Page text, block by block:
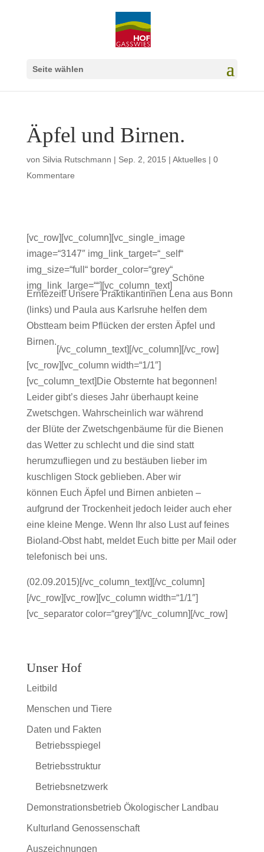
Seite wählen
Äpfel und Birnen.
von Silvia Rutschmann | Sep. 2, 2015 | Aktuelles| 0
Kommentare
[vc_row][vc_column][vc_single_image
image=“3147″ img_link_target=“_self“
img_size=“full“ border_color=“grey“
img_link_large=““][vc_column_text]
Schöne
Erntezeit! Unsere Praktikantinnen Lena aus Bonn
(links) und Paula aus Karlsruhe helfen dem
Obstteam beim Pflücken der ersten Äpfel und
Birnen.
[/vc_column_text][/vc_column][/vc_row]
[vc_row][vc_column width=“1/1″]
[vc_column_text]Die Obsternte hat begonnen!
Leider gibt’s dieses Jahr überhaupt keine
Zwetschgen. Wahrscheinlich war während
der Blüte der Zwetschgenbäume für die Bienen
das Wetter zu schlecht und die sind statt
herumzufliegen und zu bestäuben lieber im
kuschligen Stock geblieben. Aber wir
können Euch Äpfel und Birnen anbieten –
aufgrund der Trockenheit jedoch leider auch eher
eine kleine Menge. Wenn Ihr also Lust auf feines
Bioland-Obst habt, meldet Euch bitte per Mail oder
telefonisch bei uns.
(02.09.2015)[/vc_column_text][/vc_column]
[/vc_row][vc_row][vc_column width=“1/1″]
[vc_separator color=“grey“][/vc_column][/vc_row]
Unser Hof
Leitbild
Menschen und Tiere
Daten und Fakten
Betriebsspiegel
Betriebsstruktur
Betriebsnetzwerk
Demonstrationsbetrieb Ökologischer Landbau
Kulturland Genossenschaft
Auszeichnungen